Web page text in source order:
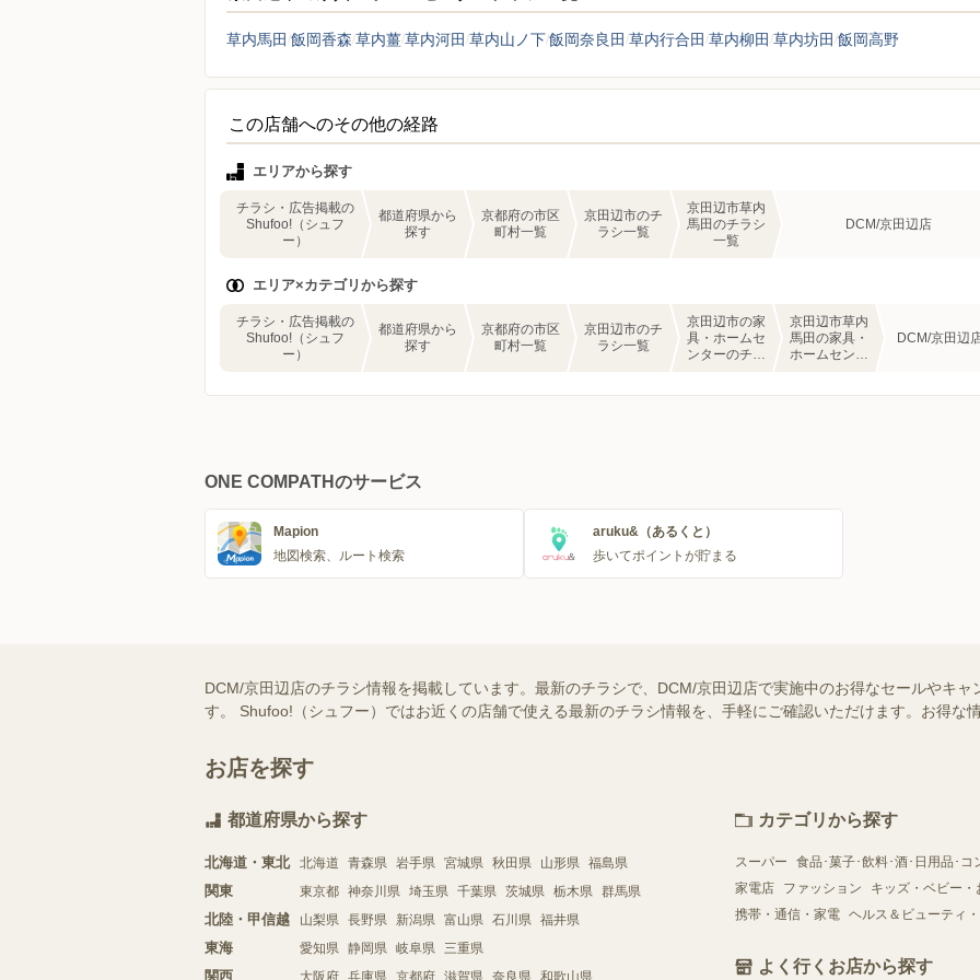
草内馬田 飯岡香森 草内薑草内河田 草内山ノ下飯岡奈良田 草内行合田 草内柳田 草内坊田 飯岡高野
この店舗へのその他の経路
エリアから探す
チラシ・広告掲載の
Shufoo!（シュフ
ー）
都道府県から
探す
京都府の市区
町村一覧
京田辺市のチ
ラシ一覧
京田辺市草内
馬田のチラシ
一覧
DCM/京田辺店
エリア×カテゴリから探す
チラシ・広告掲載の
Shufoo!（シュフ
ー）
都道府県から
探す
京都府の市区
町村一覧
京田辺市のチ
ラシ一覧
京田辺市の家
具・ホームセ
ンターのチラ
京田辺市草内
馬田の家具・
ホームセンタ
DCM/京田辺
ONE COMPATHのサービス
Mapion
地図検索、ルート検索
aruku&（あるくと）
歩いてポイントが貯まる
DCM/京田辺店のチラシ情報を掲載しています。最新のチラシで、DCM/京田辺店で実施中のお得なセールやキ
す。 Shufoo!（シュフー）ではお近くの店舗で使える最新のチラシ情報を、手軽にご確認いただけます。お得な
お店を探す
都道府県から探す
北海道・東北 北海道 青森県 岩手県 宮城県 秋田県 山形県 福島県
関東 東京都 神奈川県 埼玉県 千葉県 茨城県 栃木県 群馬県
北陸・甲信越 山梨県 長野県 新潟県 富山県 石川県 福井県
東海 愛知県 静岡県 岐阜県 三重県
関西 大阪府 兵庫県 京都府 滋賀県 奈良県 和歌山県
カテゴリから探す
スーパー
食品･菓子･飲料･酒･日用品･コ
家電店
ファッション
キッズ・ベビー・
携帯・通信・家電 ヘルス＆ビューティ
よく行くお店から探す